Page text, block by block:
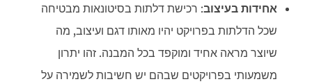
אחידות בעיצוב: רכישת דלתות בסיטונאות מבטיחה
שכל הדלתות בפרויקט יהיו מאותו דגם ועיצוב, מה
שיוצר מראה אחיד ומוקפד בכל המבנה. זהו יתרון
משמעותי בפרויקטים שבהם יש חשיבות לשמירה על